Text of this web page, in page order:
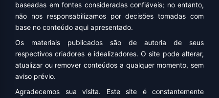
baseadas em fontes consideradas confiáveis; no entanto,
não nos responsabilizamos por decisões tomadas com
base no conteúdo aqui apresentado.
Os materiais publicados são de autoria de seus
respectivos criadores e idealizadores. O site pode alterar,
atualizar ou remover conteúdos a qualquer momento, sem
aviso prévio.
Agradecemos sua visita. Este site é constantemente